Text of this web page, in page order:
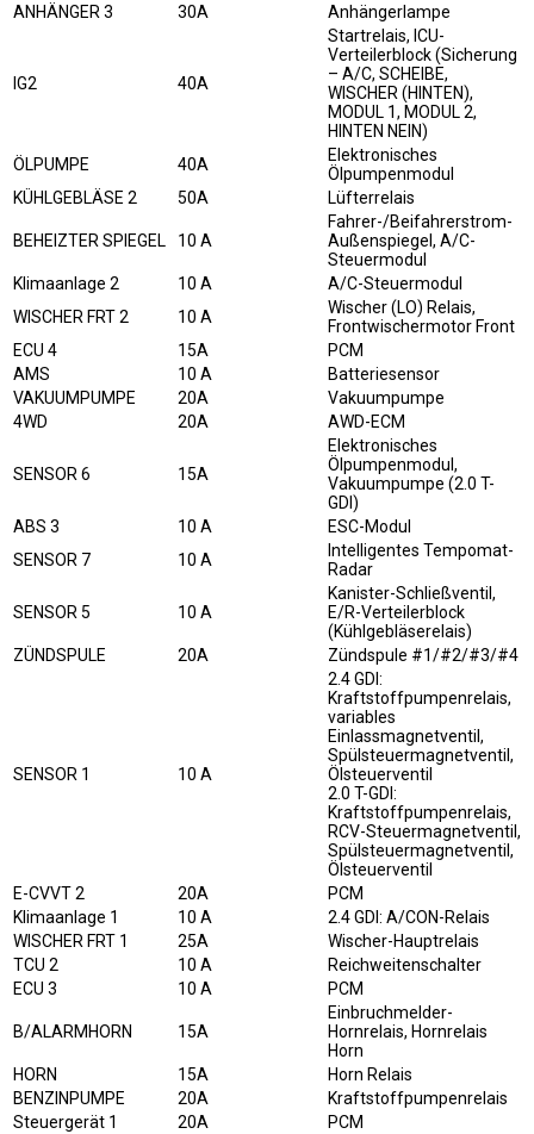
ANHÄNGER 3
30A Anhängerlampe
IG2 40A
Startrelais, ICU-
Verteilerblock (Sicherung
– A/C, SCHEIBE,
WISCHER (HINTEN),
MODUL 1, MODUL 2,
HINTEN NEIN)
ÖLPUMPE
40A
Elektronisches
Ölpumpenmodul
KÜHLGEBLÄSE 2
50A Lüfterrelais
BEHEIZTER SPIEGEL 10 A
Fahrer-/Beifahrerstrom-
Außenspiegel, A/C-
Steuermodul
Klimaanlage 2
10 A
A/C-Steuermodul
WISCHER FRT 2
10 A
Wischer (LO) Relais,
Frontwischermotor Front
ECU 4
15A
PCM
AMS
10 A
Batteriesensor
VAKUUMPUMPE
20A
Vakuumpumpe
4WD
20A AWD-ECM
SENSOR 6 15A
Elektronisches
Ölpumpenmodul,
Vakuumpumpe (2.0 T-
GDI)
ABS 3
10 A
ESC-Modul
SENSOR 7
10 A
Intelligentes Tempomat-
Radar
SENSOR 5 10 A
Kanister-Schließventil,
E/R-Verteilerblock
(Kühlgebläserelais)
ZÜNDSPULE
20A Zündspule #1/#2/#3/#4
SENSOR 1 10 A
2.4 GDI:
Kraftstoffpumpenrelais,
variables
Einlassmagnetventil,
Spülsteuermagnetventil,
Ölsteuerventil
2.0 T-GDI:
Kraftstoffpumpenrelais,
RCV-Steuermagnetventil,
Spülsteuermagnetventil,
Ölsteuerventil
E-CVVT 2
20A
PCM
Klimaanlage 1
10 A
2.4 GDI: A/CON-Relais
WISCHER FRT 1
25A
Wischer-Hauptrelais
TCU 2
10 A
Reichweitenschalter
ECU 3
10 A PCM
B/ALARMHORN 15A
Einbruchmelder-
Hornrelais, Hornrelais
Horn
HORN
15A
Horn Relais
BENZINPUMPE
20A
Kraftstoffpumpenrelais
Steuergerät 1
20A PCM